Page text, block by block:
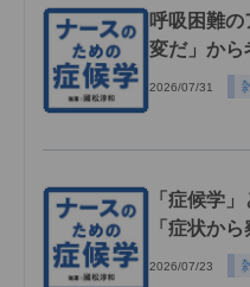
呼吸困難
変だ」から
2026/07/31
「症候学
「症状か
2026/07/23